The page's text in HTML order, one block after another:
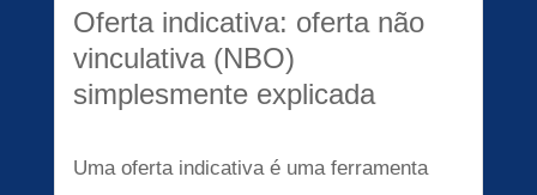
Oferta indicativa: oferta não
vinculativa (NBO)
simplesmente explicada
Uma oferta indicativa é uma ferramenta